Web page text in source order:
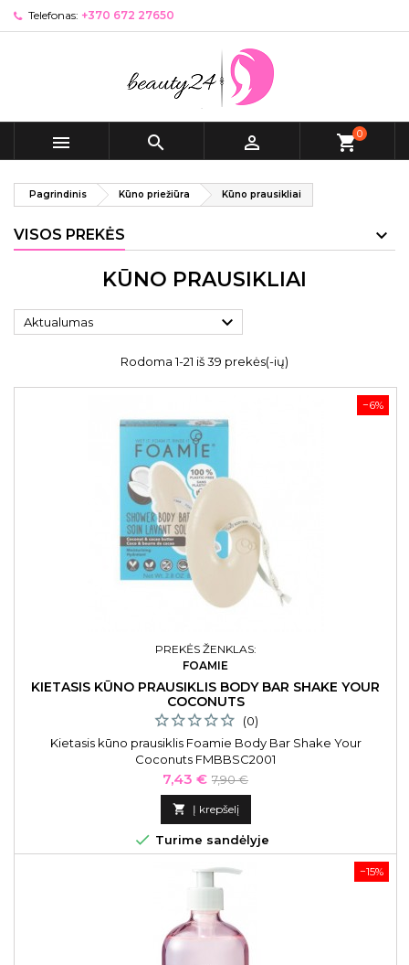
Telefonas: +370 672 27650
   shopping_cart0
Pagrindinis Kūno priežiūra Kūno prausikliai
VISOS PREKĖS
KŪNO PRAUSIKLIAI
Aktualumas 
Rodoma 1-21 iš 39 prekės(-ių)
−6%
PREKĖS ŽENKLAS:
FOAMIE
KIETASIS KŪNO PRAUSIKLIS BODY BAR SHAKE YOUR
COCONUTS
(0)
Kietasis kūno prausiklis Foamie Body Bar Shake Your
Coconuts FMBBSC2001
Kaina
7,43 € Bazinė
kaina
7,90 €
 Į krepšelį
 Turime sandėlyje
−15%